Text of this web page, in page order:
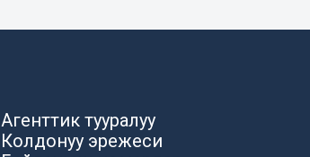
Агенттик тууралуу
Колдонуу эрежеси